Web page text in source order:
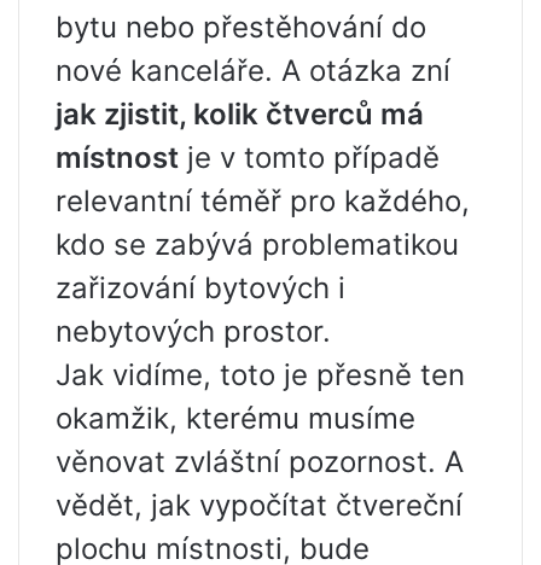
bytu nebo přestěhování do
nové kanceláře. A otázka zní
jak zjistit, kolik čtverců má
místnost je v tomto případě
relevantní téměř pro každého,
kdo se zabývá problematikou
zařizování bytových i
nebytových prostor.
Jak vidíme, toto je přesně ten
okamžik, kterému musíme
věnovat zvláštní pozornost. A
vědět, jak vypočítat čtvereční
plochu místnosti, bude